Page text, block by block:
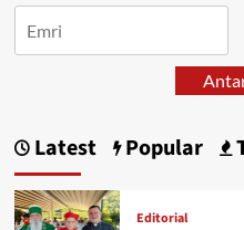
Latest Popular
Editorial